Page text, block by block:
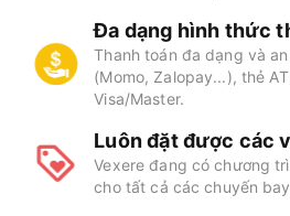
Đa dạng hình thức
Thanh toán đa dạng và
(Momo, Zalopay...), thẻ
Visa/Master.
Luôn đặt được các
Vexere đang có chương
cho tất cả các chuyến